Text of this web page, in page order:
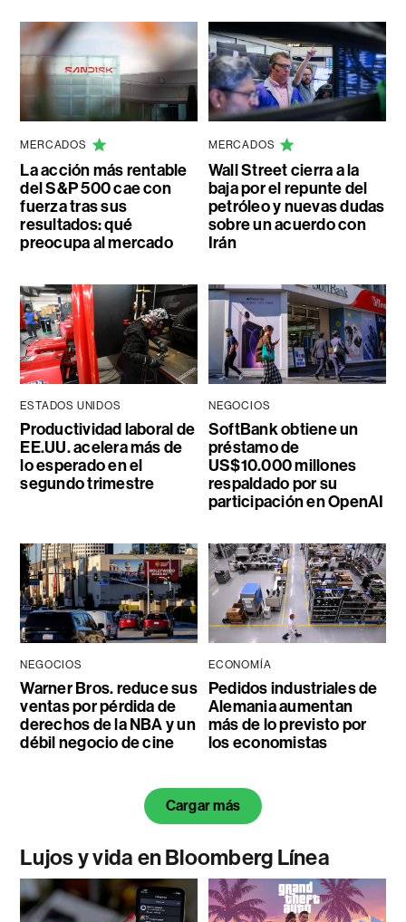
MERCADOS
La acción más rentable
del S&P 500 cae con
fuerza tras sus
resultados: qué
preocupa al mercado
MERCADOS
Wall Street cierra a la
baja por el repunte del
petróleo y nuevas dudas
sobre un acuerdo con
Irán
ESTADOS UNIDOS
Productividad laboral de
EE.UU. acelera más de
lo esperado en el
segundo trimestre
NEGOCIOS
SoftBank obtiene un
préstamo de
US$10.000 millones
respaldado por su
participación en OpenAI
NEGOCIOS
Warner Bros. reduce sus
ventas por pérdida de
derechos de la NBA y un
débil negocio de cine
ECONOMÍA
Pedidos industriales de
Alemania aumentan
más de lo previsto por
los economistas
Cargar más
Lujos y vida en Bloomberg Línea